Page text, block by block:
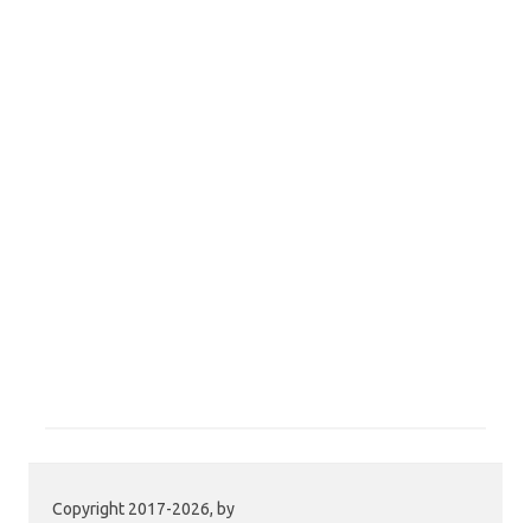
Copyright 2017-2026, by